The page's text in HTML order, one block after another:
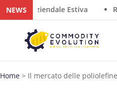
NEWSAziendale Estiva
Home > Il mercato delle